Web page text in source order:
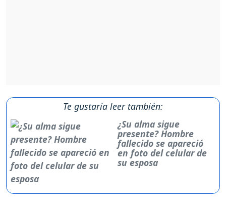
Te gustaría leer también:
¿Su alma sigue
presente? Hombre
fallecido se apareció
en foto del celular de
su esposa